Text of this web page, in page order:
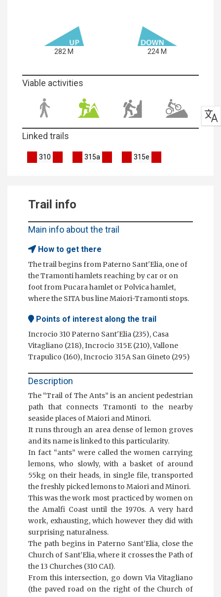
282 M 224 M
Viable activities
Linked trails
310 315a 315e
Trail info
Main info about the trail
How to get there
The trail begins from Paterno Sant'Elia, one of
the Tramonti hamlets reaching by car or on
foot from Pucara hamlet or Polvica hamlet,
where the SITA bus line Maiori-Tramonti stops.
Points of interest along the trail
Incrocio 310 Paterno Sant'Elia (235), Casa
Vitagliano (218), Incrocio 315E (210), Vallone
Trapulico (160), Incrocio 315A San Gineto (295)
Description
The “Trail of The Ants” is an ancient pedestrian
path that connects Tramonti to the nearby
seaside places of Maiori and Minori.
It runs through an area dense of lemon groves
and its name is linked to this particularity.
In fact “ants” were called the women carrying
lemons, who slowly, with a basket of around
55kg on their heads, in single file, transported
the freshly picked lemons to Maiori and Minori.
This was the work most practiced by women on
the Amalfi Coast until the 1970s. A very hard
work, exhausting, which however they did with
surprising naturalness.
The path begins in Paterno Sant’Elia, close the
Church of Sant’Elia, where it crosses the Path of
the 13 Churches (310 CAI).
From this intersection, go down Via Vitagliano
(the paved road on the right of the Church of